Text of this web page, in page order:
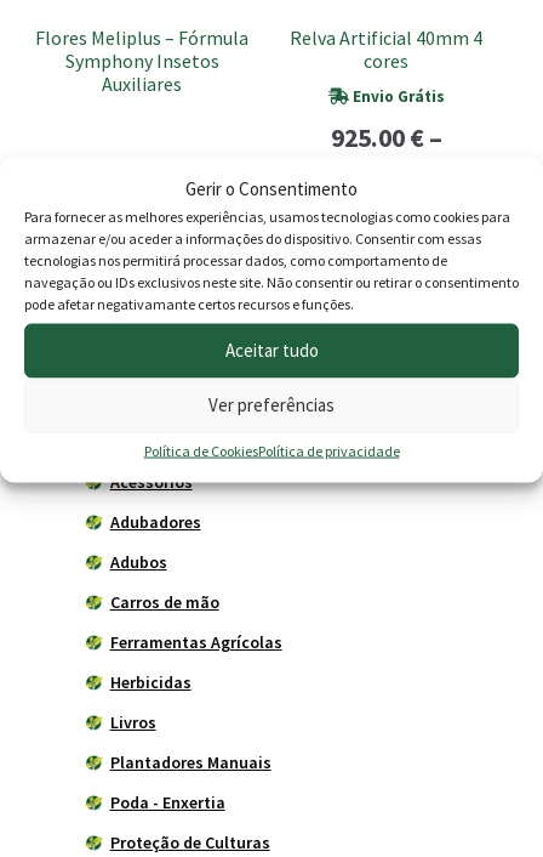
Gerir o Consentimento
Para fornecer as melhores experiências, usamos tecnologias como cookies para
armazenar e/ou aceder a informações do dispositivo. Consentir com essas
tecnologias nos permitirá processar dados, como comportamento de
navegação ou IDs exclusivos neste site. Não consentir ou retirar o consentimento
pode afetar negativamante certos recursos e funções.
Aceitar tudo
Ver preferências
Política de CookiesPolítica de privacidade
Flores Meliplus – Fórmula
Symphony Insetos
Auxiliares
Adicionar
Relva Artificial 40mm 4
cores
Envio Grátis
925.00€–
1,730.00
range:
925.00 €
Ver opções
chosen
product
Acessórios
Adubadores
Adubos
Carros de mão
Ferramentas Agrícolas
Herbicidas
Livros
Plantadores Manuais
Poda - Enxertia
Proteção de Culturas